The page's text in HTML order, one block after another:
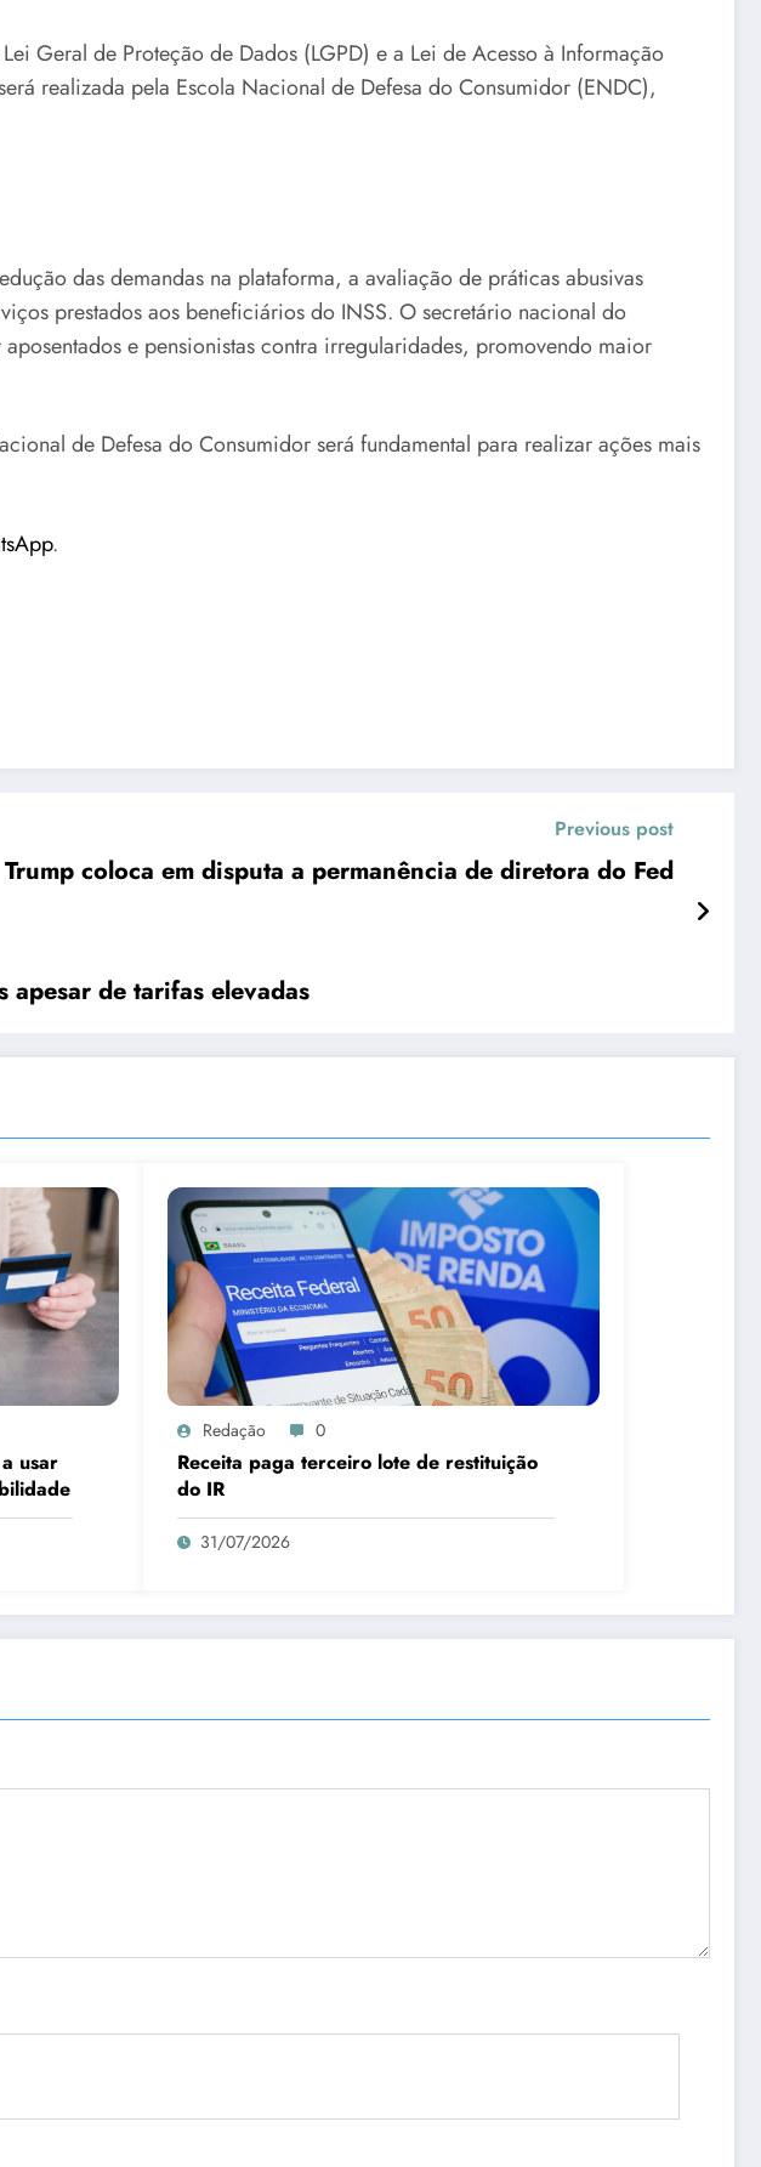
Geral de Proteção de Dados (LGPD) e a Lei de Acesso à Informação
realizada pela Escola Nacional de Defesa do Consumidor (ENDC),
das demandas na plataforma, a avaliação de práticas abusivas
prestados aos beneficiários do INSS. O secretário nacional do
e pensionistas contra irregularidades, promovendo maior
de Defesa do Consumidor será fundamental para realizar ações mais
.
Previous post
Trump coloca em disputa a permanência de diretora do Fed
de tarifas elevadas
usar
Redação 0
Receita paga terceiro lote de restituição
do IR
31/07/2026